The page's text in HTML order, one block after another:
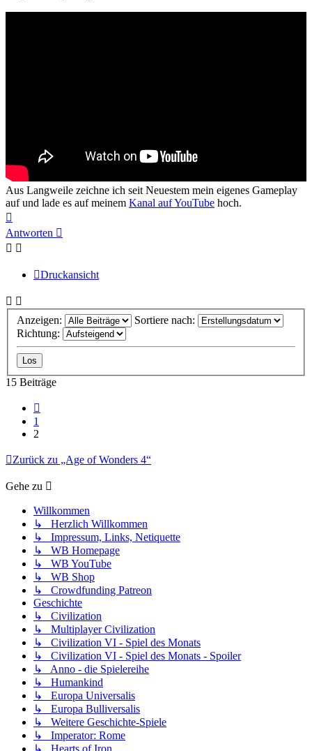
Aus Langweile zeichne ich seit Neuestem mein eigenes Gameplay
auf und lade es auf meinem Kanal auf YouTube hoch.
oben
Antworten
Druckansicht
Anzeigen:
Sortiere nach:
Richtung:
15 Beiträge
1
2
Zurück zu „Age of Wonders 4“
Gehe zu
Willkommen
↳ Herzlich Willkommen
↳ Impressum, Links, Netiquette
↳ WB Homepage
↳ WB YouTube
↳ WB Shop
↳ Crowdfunding Patreon
Geschichte
↳ Civilization
↳ Multiplayer Civilization
↳ Civilization VI - Spiel des Monats
↳ Civilization VI - Spiel des Monats - Spoiler
↳ Anno - die Spielereihe
↳ Humankind
↳ Europa Universalis
↳ Europa Bulliversalis
↳ Weitere Geschichte-Spiele
↳ Imperator: Rome
↳ Hearts of Iron